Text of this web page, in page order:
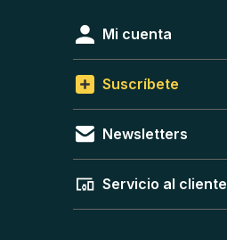
Mi cuenta
Suscríbete
Newsletters
Servicio al cliente